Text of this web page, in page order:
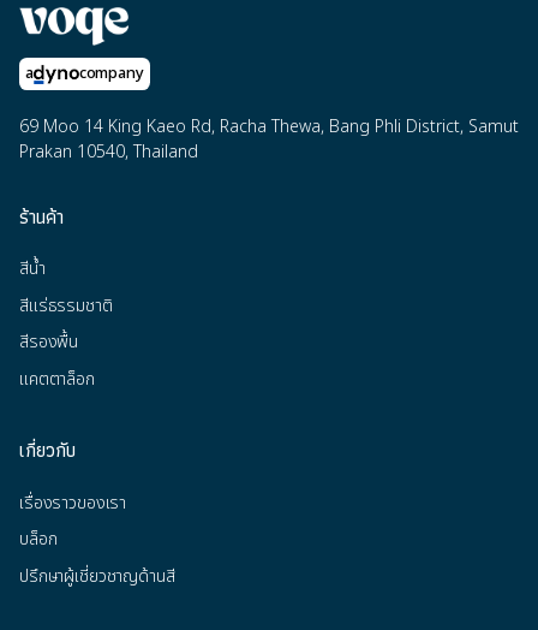
a company
69 Moo 14 King Kaeo Rd, Racha Thewa, Bang Phli District, Samut
Prakan 10540, Thailand
ร้านค้า
สีน้ำ
สีแร่ธรรมชาติ
สีรองพื้น
แคตตาล็อก
เกี่ยวกับ
เรื่องราวของเรา
บล็อก
ปรึกษาผู้เชี่ยวชาญด้านสี